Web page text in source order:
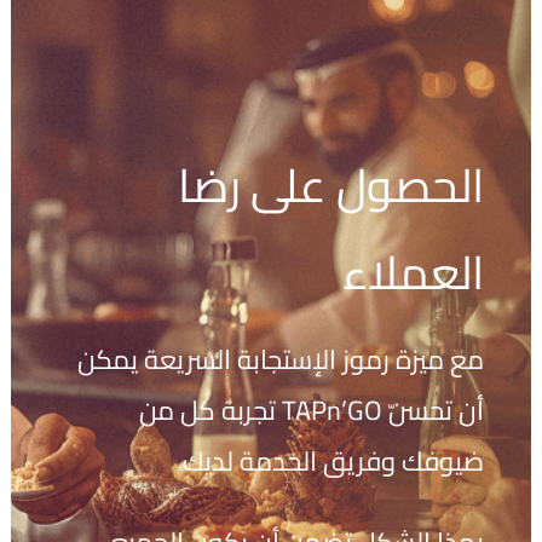
الحصول على رضا
العملاء
مع ميزة رموز الإستجابة السريعة يمكن
أن تحسّن TAPn’GO تجربة كل من
ضيوفك وفريق الخدمة لديك.